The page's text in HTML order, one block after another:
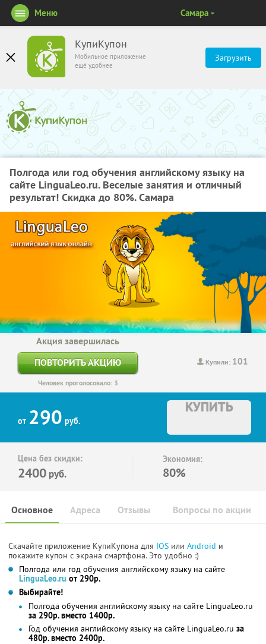
КупиКупон
Мобильное приложение
ещё удобнее
Загрузить
Меню Самара
Полгода или год обучения английскому языку на
сайте LinguaLeo.ru. Веселые занятия и отличный
результат! Скидка до 80%. Самара
Купили: 101
Акция завершилась
ПОВТОРИТЬ АКЦИЮ
Человек проголосовало: 3
от 290 руб.
КУПИТЬ
Цена без скидки:
2400 руб.
Экономия:
80%
Основное Отзывы Вопросы по акции
Адреса
Скачайте приложение КупиКупона для IOS или Android и
покажите купон с экрана смартфона. Это удобно :)
Полгода или год обучения английскому языку на сайте
LinguaLeo.ru от 290р.
Выбирайте!
Полгода обучения английскому языку на сайте LinguaLeo.ru
за 290р. вместо 1400р.
Год обучения английскому языку на сайте LinguaLeo.ru за
480р. вместо 2400р.